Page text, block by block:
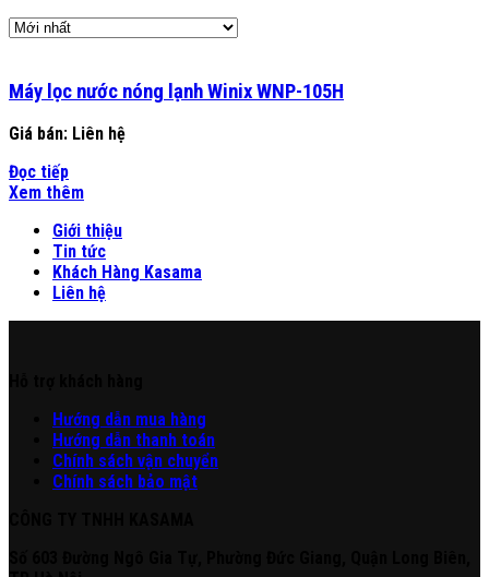
Máy lọc nước nóng lạnh Winix WNP-105H
Giá bán: Liên hệ
Đọc tiếp
Xem thêm
Giới thiệu
Tin tức
Khách Hàng Kasama
Liên hệ
Hướng dẫn mua hàng
Hướng dẫn thanh toán
Chính sách vận chuyển
Chính sách bảo mật